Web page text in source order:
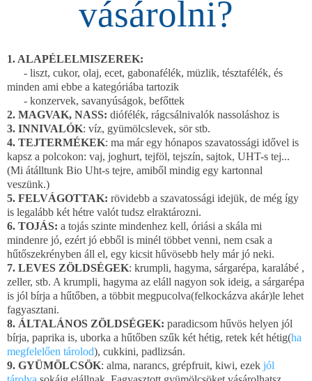
vásárolni?
1. ALAPÉLELMISZEREK:
- liszt, cukor, olaj, ecet, gabonafélék, müzlik, tésztafélék, és
minden ami ebbe a kategóriába tartozik
- konzervek, savanyúságok, befőttek
2. MAGVAK, NASS: diófélék, rágcsálnivalók nassoláshoz is
3. INNIVALÓK: víz, gyümölcslevek, sör stb.
4. TEJTERMÉKEK: ma már egy hónapos szavatossági idővel is
kapsz a polcokon: vaj, joghurt, tejföl, tejszín, sajtok, UHT-s tej...
(Mi átálltunk Bio Uht-s tejre, amiből mindig egy kartonnal
veszünk.)
5. FELVÁGOTTAK: rövidebb a szavatossági idejük, de még így
is legalább két hétre valót tudsz elraktározni.
6. TOJÁS: a tojás szinte mindenhez kell, óriási a skála mi
mindenre jó, ezért jó ebből is minél többet venni, nem csak a
hűtőszekrényben áll el, egy kicsit hűvösebb hely már jó neki.
7. LEVES ZÖLDSÉGEK: krumpli, hagyma, sárgarépa, karalábé ,
zeller, stb. A krumpli, hagyma az eláll nagyon sok ideig, a sárgarépa
is jól bírja a hűtőben, a többit megpucolva(felkockázva akár)le lehet
fagyasztani.
8. ÁLTALÁNOS ZÖLDSÉGEK: paradicsom hűvös helyen jól
bírja, paprika is, uborka a hűtőben szűk két hétig, retek két hétig(ha
megfelelően tárolod), cukkini, padlizsán.
9. GYÜMÖLCSÖK: alma, narancs, grépfruit, kiwi, ezek jól